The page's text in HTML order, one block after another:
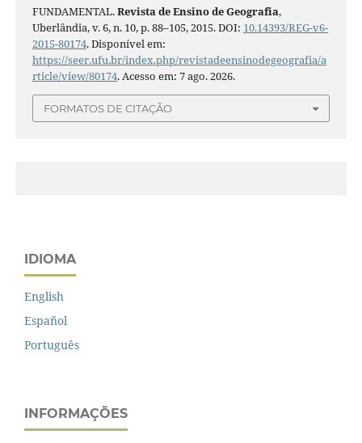
FUNDAMENTAL.Revista de Ensino de Geografia,
Uberlândia, v. 6, n. 10, p. 88–105, 2015. DOI: 10.14393/REG-v6-
2015-80174. Disponível em:
https://seer.ufu.br/index.php/revistadeensinodegeografia/a
rticle/view/80174. Acesso em: 7 ago. 2026.
FORMATOS DE CITAÇÃO
IDIOMA
English
Español
Português
INFORMAÇÕES